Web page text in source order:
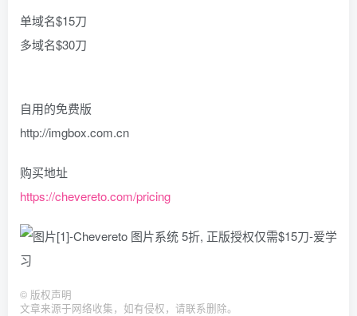
单域名$15刀
多域名$30刀
自用的免费版
http://imgbox.com.cn
购买地址
https://chevereto.com/pricing
© 版权声明
文章来源于网络收集，如有侵权，请联系删除。